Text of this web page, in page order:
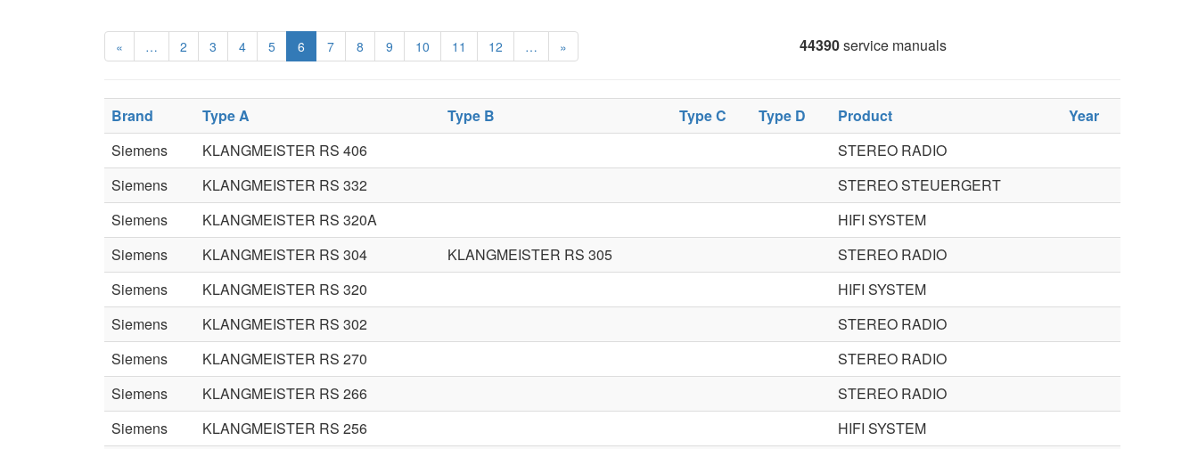
« … 2 3 4 5 6 7 8 9 10 11 12 … » 44390service manuals
Brand Type A Type B Type C Type D Product
Year
Siemens
KLANGMEISTER RS 406
STEREO RADIO
Siemens
KLANGMEISTER RS 332
STEREO STEUERGERT
Siemens
KLANGMEISTER RS 320A
HIFI SYSTEM
Siemens
KLANGMEISTER RS 304 KLANGMEISTER RS 305
STEREO RADIO
Siemens
KLANGMEISTER RS 320
HIFI SYSTEM
Siemens
KLANGMEISTER RS 302
STEREO RADIO
Siemens
KLANGMEISTER RS 270
STEREO RADIO
Siemens
KLANGMEISTER RS 266
STEREO RADIO
Siemens
KLANGMEISTER RS 256
HIFI SYSTEM